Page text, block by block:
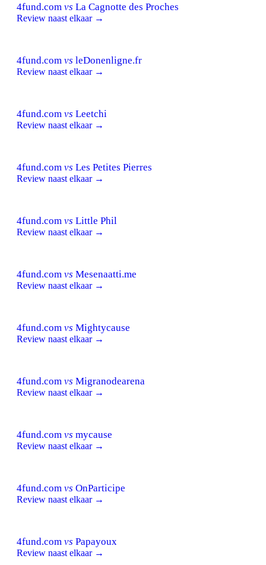
4fund.com vs La Cagnotte des Proches
Review naast elkaar →
4fund.com vs leDonenligne.fr
Review naast elkaar →
4fund.com vs Leetchi
Review naast elkaar →
4fund.com vs Les Petites Pierres
Review naast elkaar →
4fund.com vs Little Phil
Review naast elkaar →
4fund.com vs Mesenaatti.me
Review naast elkaar →
4fund.com vs Mightycause
Review naast elkaar →
4fund.com vs Migranodearena
Review naast elkaar →
4fund.com vs mycause
Review naast elkaar →
4fund.com vs OnParticipe
Review naast elkaar →
4fund.com vs Papayoux
Review naast elkaar →